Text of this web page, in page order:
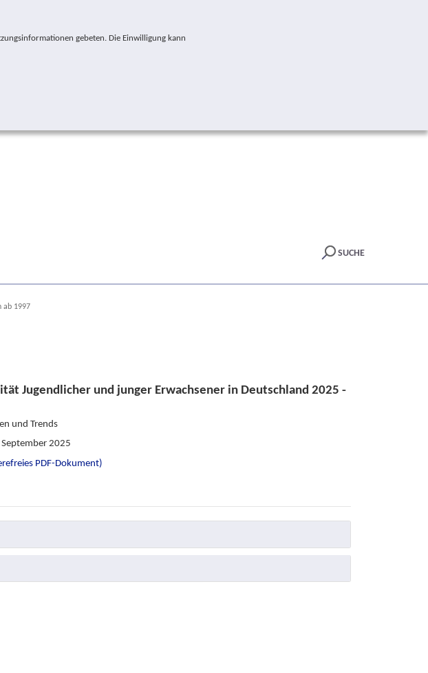
gebeten. Die Einwilligung kann
SUCHE
ab 1997
Jugendlicher und junger Erwachsener in Deutschland 2025 -
und Trends
2025
PDF-Dokument)